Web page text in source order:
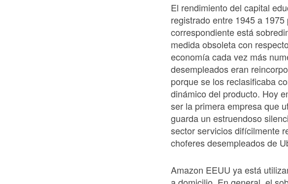
El rendimiento del capital
registrado entre 1945 a
correspondiente está
medida obsoleta con
economía cada vez más
desempleados eran
porque se los reclasificaba
dinámico del producto. Hoy
ser la primera empresa que
guarda un estruendoso
sector servicios difícilmente
choferes desempleados de
Amazon EEUU ya está